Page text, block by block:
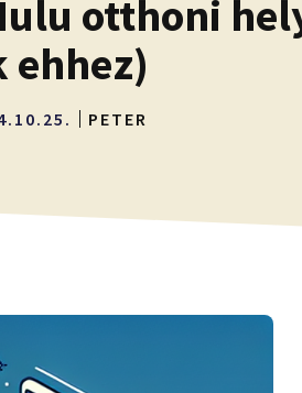
otthoni
ehhez)
PETER